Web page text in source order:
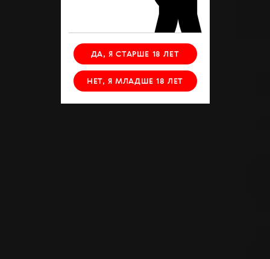
ДА, Я СТАРШЕ 18 ЛЕТ
НЕТ, Я МЛАДШЕ 18 ЛЕТ